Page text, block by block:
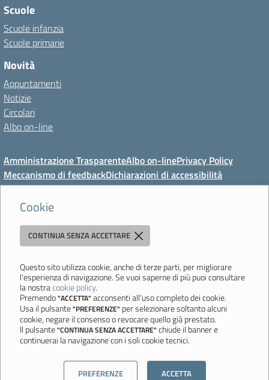
Cookie
CONTINUA SENZA ACCETTARE
Questo sito utilizza cookie, anche di terze parti, per migliorare
l'esperienza di navigazione. Se vuoi saperne di più puoi consultare
la nostracookie policy.
Premendo"ACCETTA" acconsenti all'uso completo dei cookie.
Usa il pulsante"PREFERENZE" per selezionare soltanto alcuni
cookie, negare il consenso o revocare quello già prestato.
Il pulsante"CONTINUA SENZA ACCETTARE" chiude il banner e
continuerai la navigazione con i soli cookie tecnici.
PREFERENZE ACCETTA
Scuole
Scuole infanzia
Scuole primarie
Novità
Appuntamenti
Notizie
Circolari
Albo on-line
Amministrazione TrasparenteAlbo on-linePrivacy Policy
Meccanismo di feedbackDichiarazioni di accessibilità
Preferenze cookie
Direzione Didattica di Vignola
"Tutti diversamente uguali, tutti ugualmente diversi"
Viale Mazzini, 18 - 41058 Vignola (MO) - Tel. 059 771117 - Fax 059
771113 - Email:moee06000a@istruzione.it- PEC:
moee06000a@pec.istruzione.it
Ultimo aggiornamento: Mercoledì, 5 Agosto 2026 ore 08:44